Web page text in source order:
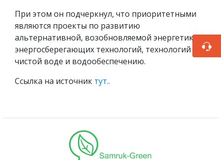
При этом он подчеркнул, что приоритетными
являются проекты по развитию
альтернативной, возобновляемой энергетики,
энергосберегающих технологий, технологий по
чистой воде и водообеспечению.
Ссылка на источник тут..